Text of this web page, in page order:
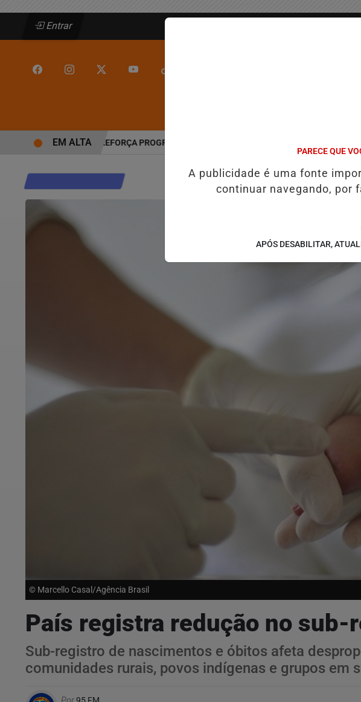
Entrar
EM JEQUIÉ E REFORÇA PROGRAMAÇÃO COM THALLES ROBERTO REFORMA
EM ALTA
© Marcello Casal/Agência Brasil
País registra redução no
Sub-registro de nascimentos e óbitos afeta
comunidades rurais, povos indígenas e grupos em
PARECE QUE
A publicidade é uma fonte
continuar navegando, por
APÓS DESABILITAR,